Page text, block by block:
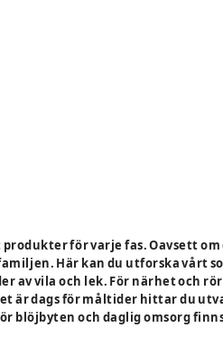
för varje fas. Oavsett
Här kan du utforska vårt
av vila och lek. För närhet och
är dags för måltider hittar du
blöjbyten och daglig omsorg